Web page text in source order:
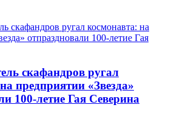
скафандров ругал
предприятии «Звезда»
100-летие Гая Северина